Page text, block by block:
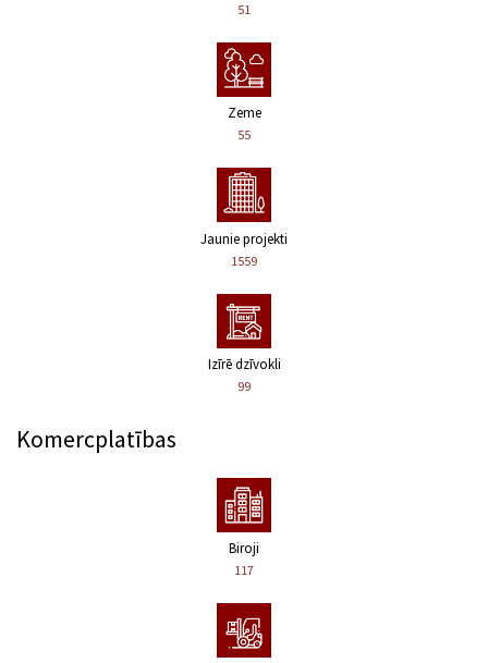
51
Zeme
55
Jaunie projekti
1559
Izīrē dzīvokli
99
Komercplatības
Biroji
117